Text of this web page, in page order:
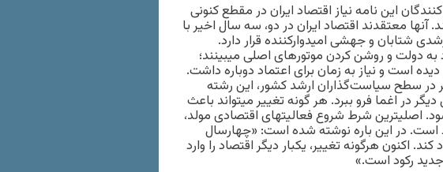
این نامه نیاز اقتصاد ایران در مقطع کنونی
معتقدند اقتصاد ایران در دو، سه سال اخیر با
شتابان و جهشی امیدوارکننده قرار دارد.
به دولت و روشن کردن موتورهای اصلی می‏بینند؛
است و نیاز به زمان برای اعتماد دوباره داشت.
در سطح سیاست‌گذاران ارشد کشور، این رشته
در اغما فرو ببرد. هر گونه تغییر می‏تواند باعث
اصلی‏ترین شرط شروع فعالیت‏های اقتصادی مولد،
است. در این باره نوشته شده است: «چهارسال
اکنون هرگونه تغییر، یکبار دیگر اقتصاد را وارد
رکود است.»